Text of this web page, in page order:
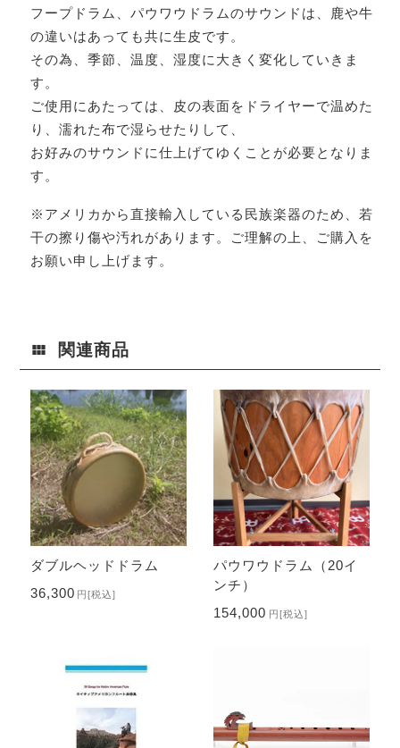
フープドラム、パウワウドラムのサウンドは、鹿や牛
の違いはあっても共に生皮です。
その為、季節、温度、湿度に大きく変化していきま
す。
ご使用にあたっては、皮の表面をドライヤーで温めた
り、濡れた布で湿らせたりして、
お好みのサウンドに仕上げてゆくことが必要となりま
す。
※アメリカから直接輸入している民族楽器のため、若
干の擦り傷や汚れがあります。ご理解の上、ご購入を
お願い申し上げます。
関連商品
ダブルヘッドドラム
36,300 円 [税込]
パウワウドラム（20イ
ンチ）
154,000 円 [税込]